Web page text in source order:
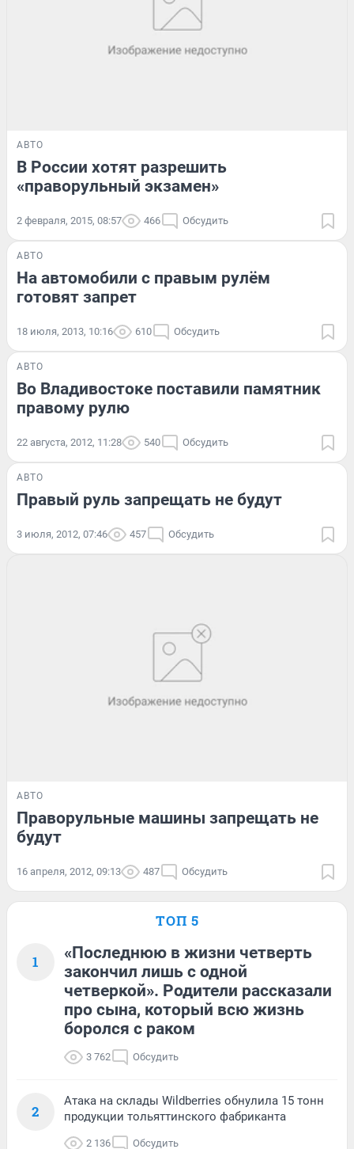
АВТО
В России хотят разрешить
«праворульный экзамен»
2 февраля, 2015, 08:57 466 Обсудить
АВТО
На автомобили с правым рулём
готовят запрет
18 июля, 2013, 10:16 610 Обсудить
АВТО
Во Владивостоке поставили памятник
правому рулю
22 августа, 2012, 11:28 540 Обсудить
АВТО
Правый руль запрещать не будут
3 июля, 2012, 07:46 457 Обсудить
АВТО
Праворульные машины запрещать не
будут
16 апреля, 2012, 09:13 487 Обсудить
ТОП 5
1
«Последнюю в жизни четверть
закончил лишь с одной
четверкой». Родители рассказали
про сына, который всю жизнь
боролся с раком
3 762 Обсудить
2
Атака на склады Wildberries обнулила 15 тонн
продукции тольяттинского фабриканта
2 136 Обсудить